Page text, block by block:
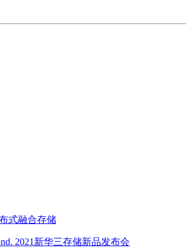
式融合存储
2021新华三存储新品发布会